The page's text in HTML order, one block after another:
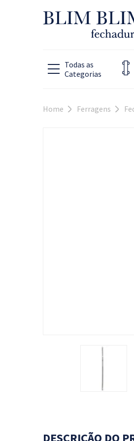
Home Ferragens
DESCRIÇÃO DO